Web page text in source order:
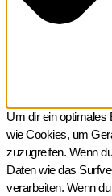
Um dir ein optimales
wie Cookies, um
zuzugreifen. Wenn
Daten wie das
verarbeiten. Wenn